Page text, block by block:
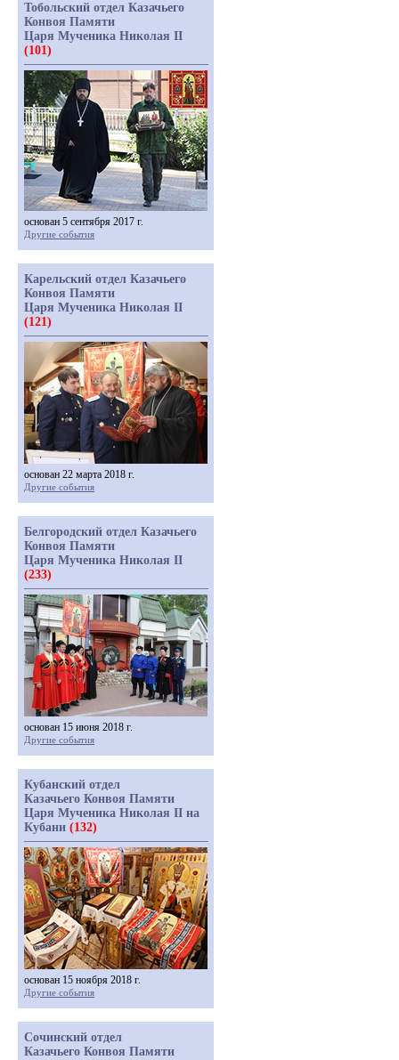
Тобольский отдел Казачьего
Конвоя Памяти
Царя Мученика Николая II
(101)
основан 5 сентября 2017 г.
Другие события
Карельский отдел Казачьего
Конвоя Памяти
Царя Мученика Николая II
(121)
основан 22 марта 2018 г.
Другие события
Белгородский отдел Казачьего
Конвоя Памяти
Царя Мученика Николая II
(233)
основан 15 июня 2018 г.
Другие события
Кубанский отдел
Казачьего Конвоя Памяти
Царя Мученика Николая II на
Кубани (132)
основан 15 ноября 2018 г.
Другие события
Сочинский отдел
Казачьего Конвоя Памяти